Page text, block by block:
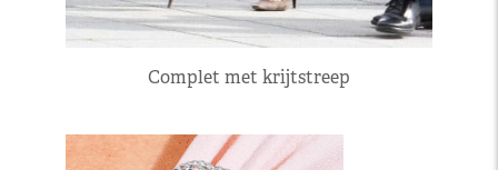
Complet met krijtstreep